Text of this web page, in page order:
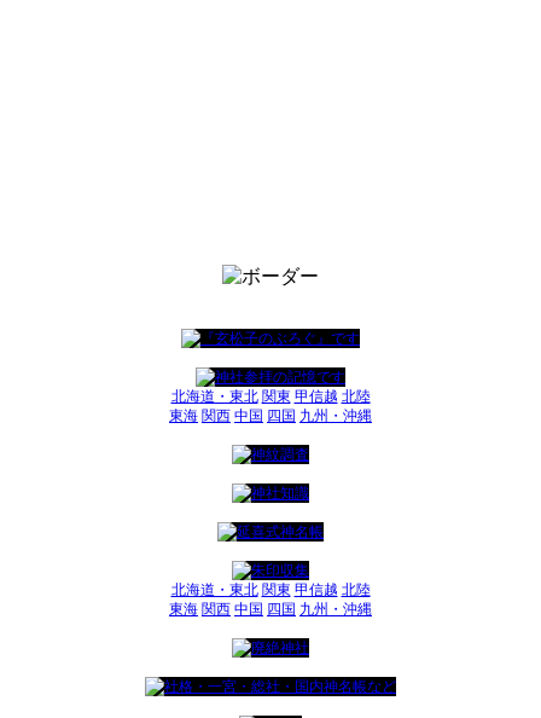
北海道・東北 関東 甲信越 北陸
東海 関西 中国 四国 九州・沖縄
北海道・東北 関東 甲信越 北陸
東海 関西 中国 四国 九州・沖縄